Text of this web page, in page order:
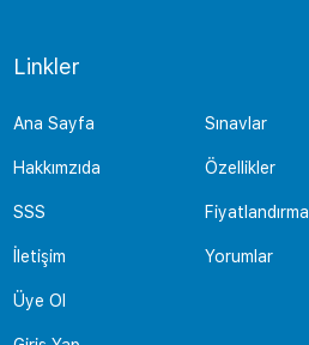
Linkler
Ana Sayfa
Hakkımzıda
SSS
İletişim
Üye Ol
Sınavlar
Özellikler
Fiyatlandırma
Yorumlar